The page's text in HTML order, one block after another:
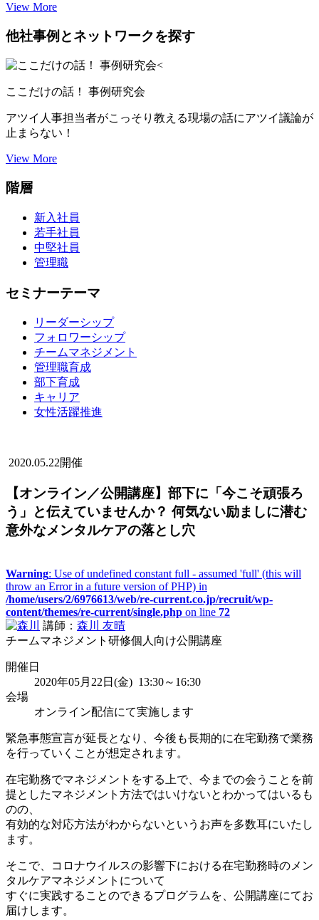
View More
他社事例とネットワークを探す
ここだけの話！ 事例研究会
アツイ人事担当者がこっそり教える現場の話にアツイ議論が
止まらない！
View More
階層
新入社員
若手社員
中堅社員
管理職
セミナーテーマ
リーダーシップ
フォロワーシップ
チームマネジメント
管理職育成
部下育成
キャリア
女性活躍推進
2020.05.22開催
【オンライン／公開講座】部下に「今こそ頑張ろ
う」と伝えていませんか？ 何気ない励ましに潜む
意外なメンタルケアの落とし穴
Warning: Use of undefined constant full - assumed 'full' (this will
throw an Error in a future version of PHP) in
/home/users/2/6976613/web/re-current.co.jp/recruit/wp-
content/themes/re-current/single.php on line 72
講師： 森川 友晴
チームマネジメント研修個人向け公開講座
開催日
2020年05月22日(金) 13:30～16:30
会場
オンライン配信にて実施します
緊急事態宣言が延長となり、今後も長期的に在宅勤務で業務
を行っていくことが想定されます。
在宅勤務でマネジメントをする上で、今までの会うことを前
提としたマネジメント方法ではいけないとわかってはいるも
のの、
有効的な対応方法がわからないというお声を多数耳にいたし
ます。
そこで、コロナウイルスの影響下における在宅勤務時のメン
タルケアマネジメントについて
すぐに実践することのできるプログラムを、公開講座にてお
届けします。